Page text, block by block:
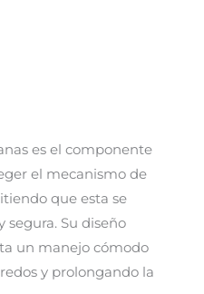
es el componente
el mecanismo de
que esta se
segura. Su diseño
un manejo cómodo
y prolongando la